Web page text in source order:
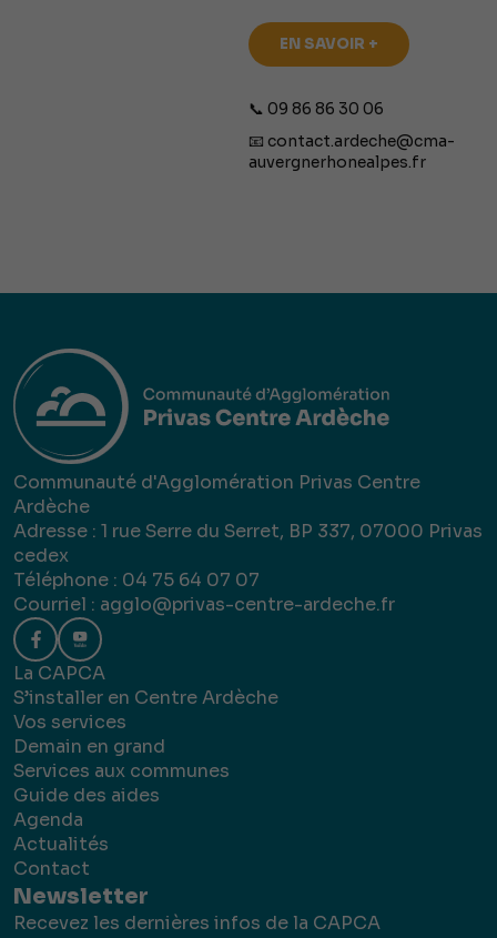
EN SAVOIR +
📞 09 86 86 30 06
📧 contact.ardeche@cma-
auvergnerhonealpes.fr
Communauté d'Agglomération Privas Centre
Ardèche
Adresse : 1 rue Serre du Serret, BP 337, 07000 Privas
cedex
Téléphone : 04 75 64 07 07
Courriel : agglo@privas-centre-ardeche.fr
La CAPCA
S’installer en Centre Ardèche
Vos services
Demain en grand
Services aux communes
Guide des aides
Agenda
Actualités
Contact
Newsletter
Recevez les dernières infos de la CAPCA